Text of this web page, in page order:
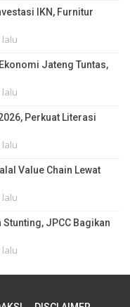
IKN, Furnitur
lalu
Jateng Tuntas,
lalu
Perkuat Literasi
lalu
Value Chain Lewat
lalu
Stunting, JPCC Bagikan
lalu